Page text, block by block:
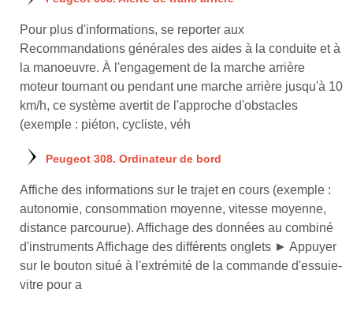
Pour plus d'informations, se reporter aux
Recommandations générales des aides à la conduite et à
la manoeuvre. À l'engagement de la marche arrière
moteur tournant ou pendant une marche arrière jusqu'à 10
km/h, ce système avertit de l'approche d'obstacles
(exemple : piéton, cycliste, véh
Peugeot 308. Ordinateur de bord
Affiche des informations sur le trajet en cours (exemple :
autonomie, consommation moyenne, vitesse moyenne,
distance parcourue). Affichage des données au combiné
d'instruments Affichage des différents onglets ► Appuyer
sur le bouton situé à l'extrémité de la commande d'essuie-
vitre pour a